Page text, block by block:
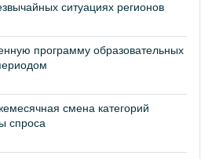
ситуациях регионов
программу образовательных
смена категорий
спроса